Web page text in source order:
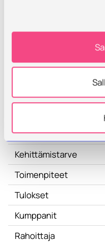
Kehittämistarve
Toimenpiteet
Tulokset
Kumppanit
Rahoittaja